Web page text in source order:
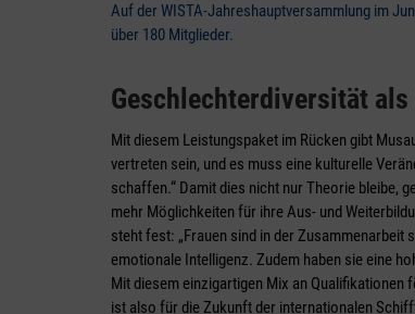
Auf der WISTA-Jahreshauptversammlung im
über 180 Mitglieder.
Geschlechterdiversität als
Mit diesem Leistungspaket im Rücken gibt
vertreten sein, und es muss eine kulturelle
schaffen.“ Damit dies nicht nur Theorie bleibe,
mehr Möglichkeiten für ihre Aus- und
steht fest: „Frauen sind in der
emotionale Intelligenz. Zudem haben sie eine
Mit diesem einzigartigen Mix an Qualifikationen
ist also für die Zukunft der internationalen